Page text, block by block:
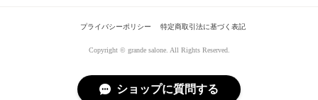
プライバシーポリシー 特定商取引法に基づく表記
Copyright © grande salone. All Rights Reserved.
ショップに質問する